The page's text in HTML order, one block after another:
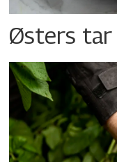
Østers tar